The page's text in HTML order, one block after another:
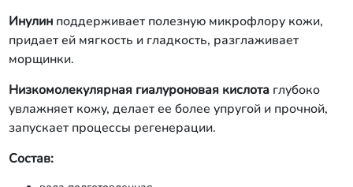
Инулинподдерживает полезную микрофлору кожи,
придает ей мягкость и гладкость, разглаживает
морщинки.
Низкомолекулярная гиалуроновая кислотаглубоко
увлажняет кожу, делает ее более упругой и прочной,
запускает процессы регенерации.
Состав: